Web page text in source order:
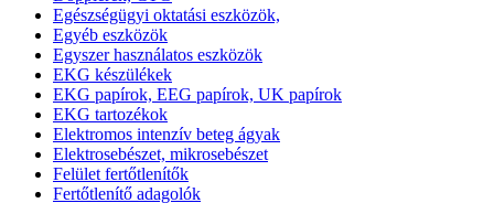
Egészségügyi oktatási eszközök,
Egyéb eszközök
Egyszer használatos eszközök
EKG készülékek
EKG papírok, EEG papírok, UK papírok
EKG tartozékok
Elektromos intenzív beteg ágyak
Elektrosebészet, mikrosebészet
Felület fertőtlenítők
Fertőtlenítő adagolók